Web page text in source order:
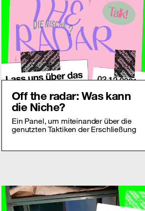
Off the radar: Was kann
die Niche?
Ein Panel, um miteinander über die
genutzten Taktiken der Erschließung